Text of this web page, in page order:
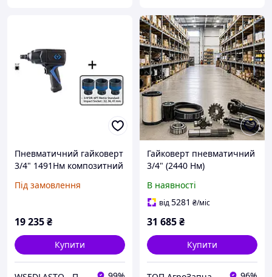
Пневматичний гайковерт
3/4" 1491Нм композитний
P33681-100B у комплекті 3
Під замовлення
19 235₴
Купити
Гайковерт пневматичний
3/4" (2440 Нм)
IKH8127
В наявності
від5281 ₴/міс
31 685₴
Купити